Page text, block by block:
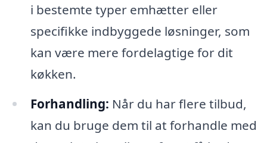
i bestemte typer emhætter eller
specifikke indbyggede løsninger, som
kan være mere fordelagtige for dit
køkken.
Forhandling: Når du har flere tilbud,
kan du bruge dem til at forhandle med